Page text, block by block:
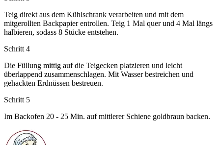
Teig direkt aus dem Kühlschrank verarbeiten und mit dem
mitgerollten Backpapier entrollen. Teig 1 Mal quer und 4 Mal längs
halbieren, sodass 8 Stücke entstehen.
Schritt 4
Die Füllung mittig auf die Teigecken platzieren und leicht
überlappend zusammenschlagen. Mit Wasser bestreichen und
gehackten Erdnüssen bestreuen.
Schritt 5
Im Backofen 20 - 25 Min. auf mittlerer Schiene goldbraun backen.